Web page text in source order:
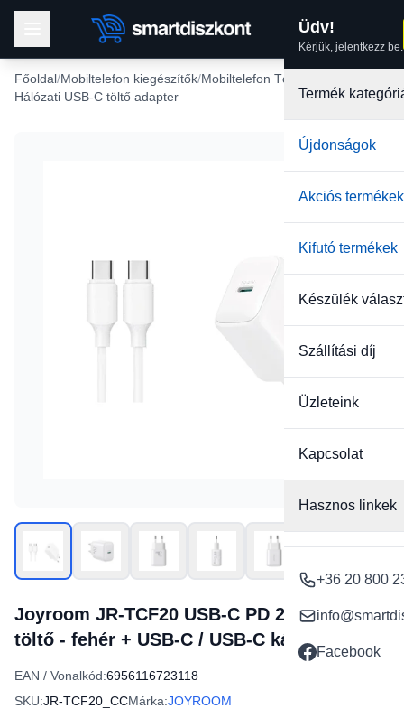
Üdv!
Kérjük, jelentkezz be.
Termék
Újdonságok
Akciós termékek
Kifutó termékek
Készülék
Szállítási díj
Üzleteink
Kapcsolat
Hasznos linkek
+36 20 800
Facebook
Főoldal Mobiltelefon kiegészítők Mobiltelefon Töltők
Hálózati USB-C töltő adapter
Joyroom JR-TCF20 USB-C PD 20W hálózati
töltő - fehér + USB-C / USB-C kábel 1m
EAN / Vonalkód:6956116723118
SKU:JR-TCF20_CCMárka:JOYROOM